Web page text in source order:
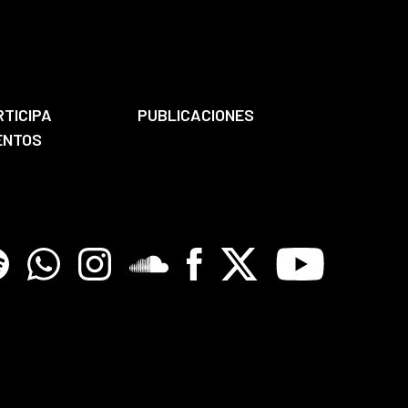
PUBLICACIONES
WhatsappInstagramSoundcloreFacebook
X Youtube